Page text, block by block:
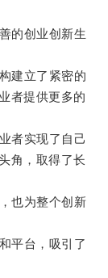
的创业创新生
建立了紧密的
者提供更多的
者实现了自己
角，取得了长
也为整个创新
平台，吸引了